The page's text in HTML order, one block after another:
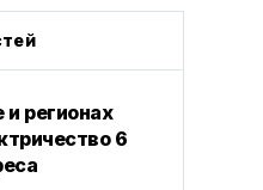
регионах
6